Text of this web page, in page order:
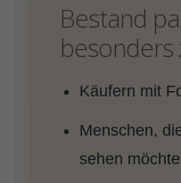
Bestand
besonders
Käufern mit
Menschen,
sehen